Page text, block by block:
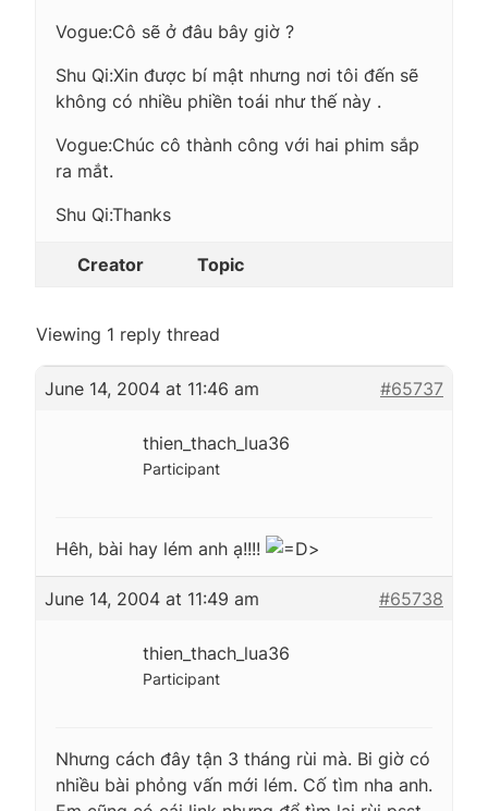
Vogue:Cô sẽ ở đâu bây giờ ?
Shu Qi:Xin được bí mật nhưng nơi tôi đến sẽ
không có nhiều phiền toái như thế này .
Vogue:Chúc cô thành công với hai phim sắp
ra mắt.
Shu Qi:Thanks
Creator Topic
Viewing 1 reply thread
June 14, 2004 at 11:46 am #65737
thien_thach_lua36
Participant
Hêh, bài hay lém anh ạ!!!! >
June 14, 2004 at 11:49 am #65738
thien_thach_lua36
Participant
Nhưng cách đây tận 3 tháng rùi mà. Bi giờ có
nhiều bài phỏng vấn mới lém. Cố tìm nha anh.